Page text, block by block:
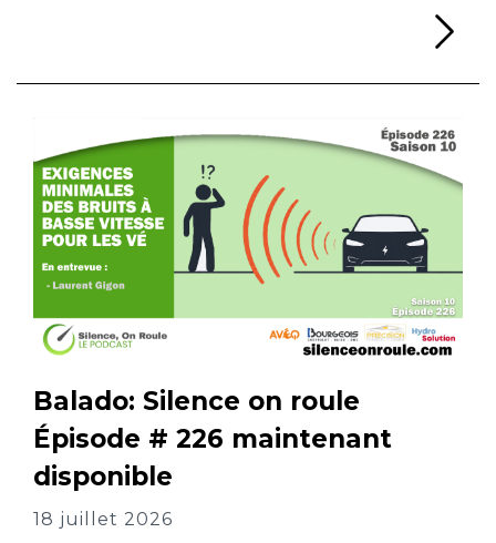
Balado: Silence on roule
Épisode # 226 maintenant
disponible
18 juillet 2026